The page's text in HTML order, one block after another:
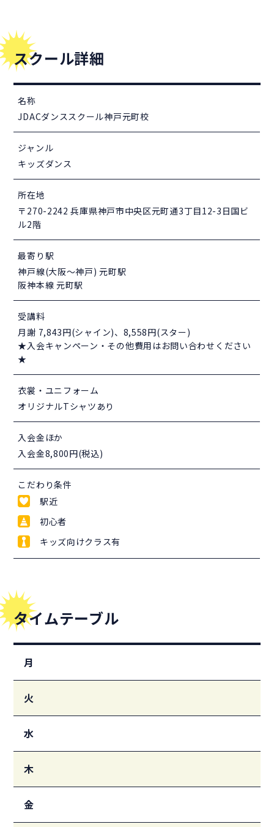
スクール詳細
名称
JDACダンススクール神戸元町校
ジャンル
キッズダンス
所在地
〒270-2242 兵庫県神戸市中央区元町通3丁目12-3日国ビ
ル2階
最寄り駅
神戸線(大阪～神戸) 元町駅
阪神本線 元町駅
受講料
月謝 7,843円(シャイン)、8,558円(スター)
★入会キャンペーン・その他費用はお問い合わせください
★
衣裳・ユニフォーム
オリジナルTシャツあり
入会金ほか
入会金8,800円(税込)
こだわり条件
駅近
初心者
キッズ向けクラス有
タイムテーブル
月
火
水
木
金